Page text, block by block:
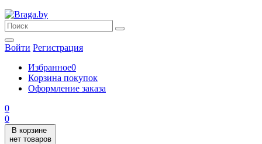
Войти Регистрация
Избранное0
Корзина покупок
Оформление заказа
0
0
В корзине
нет товаров